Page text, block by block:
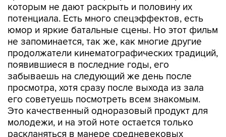
которым не дают раскрыть и половину их
потенциала. Есть много спецэффектов, есть
юмор и яркие батальные сцены. Но этот фильм
не запоминается, так же, как многие другие
продолжатели кинематографических традиций,
появившиеся в последние годы, его
забываешь на следующий же день после
просмотра, хотя сразу после выхода из зала
его советуешь посмотреть всем знакомым.
Это качественный одноразовый продукт для
молодежи, и на этой ноте остается только
раскланяться в манере средневековых